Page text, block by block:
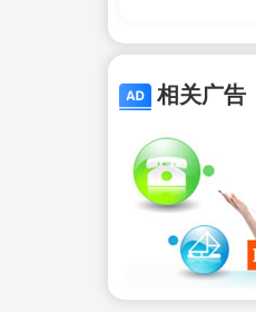
相关广告